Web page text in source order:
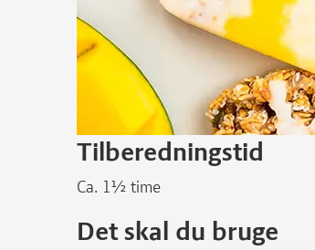
Tilberedningstid
Ca. 1½ time
Det skal du bruge